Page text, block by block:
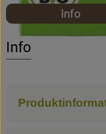
Rezepte
Info
Entdecke
Info